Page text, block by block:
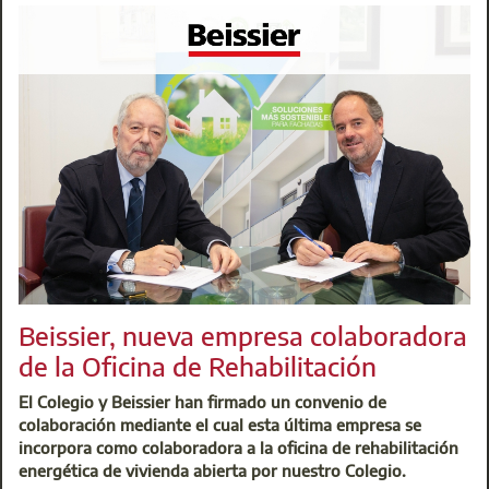
compromiso con la igualdad de género y la equidad en
Centro de Atención Integral (CAI)
Beissier, nueva empresa colaboradora
de la Oficina de Rehabilitación
El Colegio y Beissier han firmado un convenio de
colaboración mediante el cual esta última empresa se
incorpora como colaboradora a la oficina de rehabilitación
energética de vivienda abierta por nuestro Colegio.